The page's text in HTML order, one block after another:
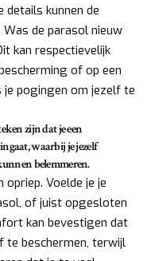
details kunnen de
de parasol nieuw
kan respectievelijk
of op een
je pogingen om jezelf te
zijn dat je een
waarbij je jezelf
belemmeren.
Voelde je je
of juist opgesloten
kan bevestigen dat
te beschermen, terwijl